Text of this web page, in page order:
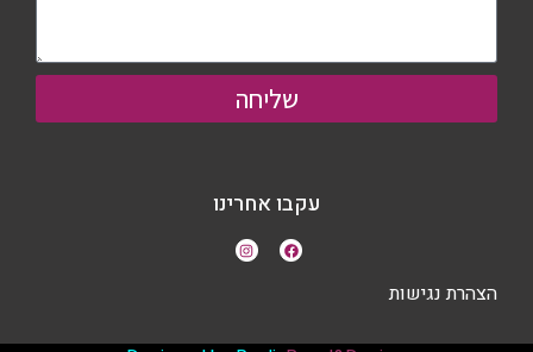
שליחה
עקבו אחרינו
הצהרת נגישות